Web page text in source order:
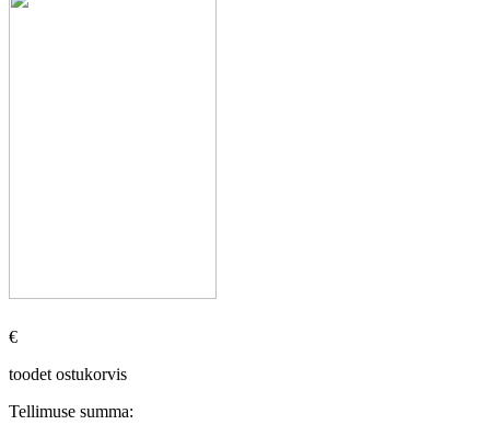
€
toodet ostukorvis
Tellimuse summa: